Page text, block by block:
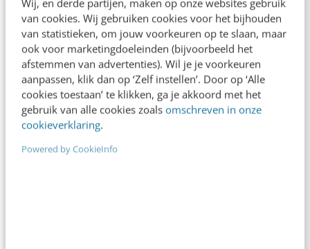
Wij, en derde partijen, maken op onze websites gebruik
van cookies. Wij gebruiken cookies voor het bijhouden
van statistieken, om jouw voorkeuren op te slaan, maar
ook voor marketingdoeleinden (bijvoorbeeld het
afstemmen van advertenties). Wil je je voorkeuren
aanpassen, klik dan op ‘Zelf instellen’. Door op ‘Alle
cookies toestaan’ te klikken, ga je akkoord met het
gebruik van alle cookies zoals omschreven in onze
cookieverklaring.
Powered by CookieInfo
MARKETING
De gevolgen van de revolutie die Nieuwe
Media heet [trends]
Onze samenleving verandert in een rap tempo;
artsen waarschuwen voor Facebook-depressies,
in 2020 zal iedereen verslaafd zijn aan mobiele